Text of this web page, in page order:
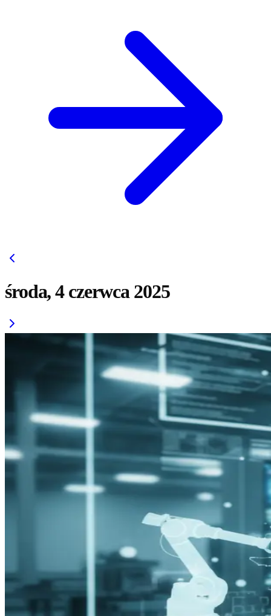
środa, 4 czerwca 2025